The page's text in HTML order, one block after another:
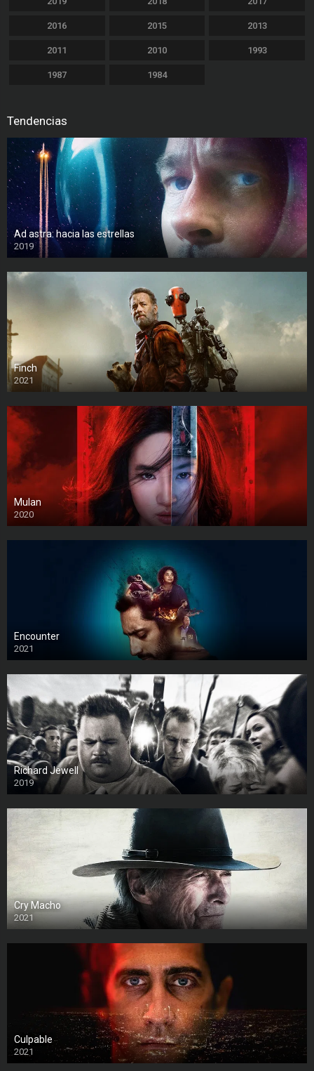
2016 2015 2013
2011 2010 1993
1987 1984
Tendencias
Ad astra: hacia las estrellas
2019
Finch
2021
Mulan
2020
Encounter
2021
Richard Jewell
2019
Cry Macho
2021
Culpable
2021